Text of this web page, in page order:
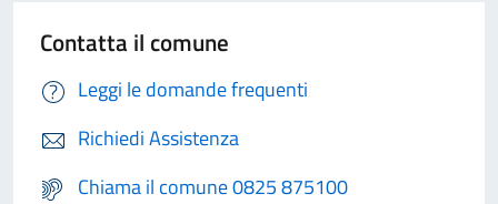
Contatta il comune
Leggi le domande frequenti
Richiedi Assistenza
Chiama il comune 0825 875100